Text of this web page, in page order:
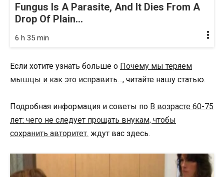
Fungus Is A Parasite, And It Dies From A
Drop Of Plain...
6 h 35 min
Если хотите узнать больше о Почему мы теряем
мышцы и как это исправить…, читайте нашу статью.
Подробная информация и советы по В возрасте 60-75
лет: чего не следует прощать внукам, чтобы
сохранить авторитет. ждут вас здесь.